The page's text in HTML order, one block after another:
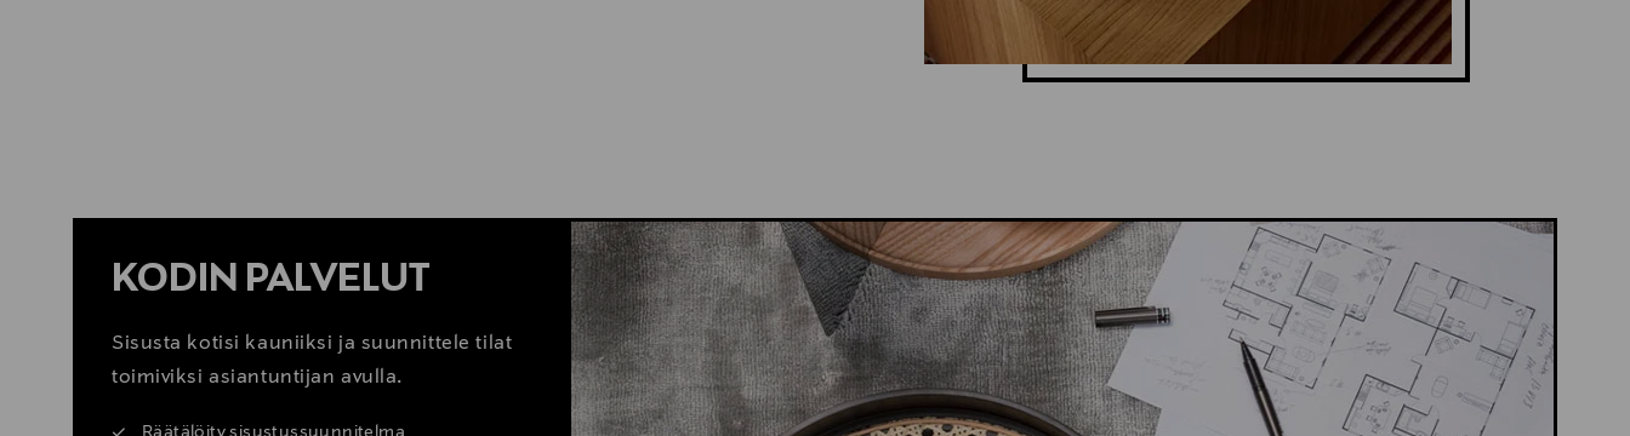
KODIN PALVELUT
Sisusta kotisi kauniiksi ja suunnittele tilat
toimiviksi asiantuntijan avulla.